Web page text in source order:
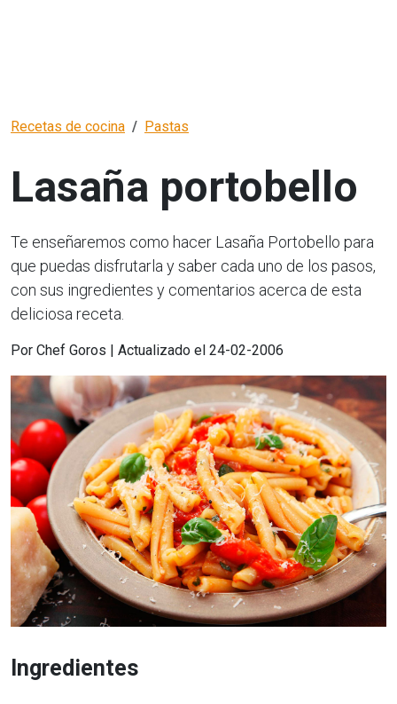
Recetas de cocina Pastas
Lasaña portobello
Te enseñaremos como hacer Lasaña Portobello para
que puedas disfrutarla y saber cada uno de los pasos,
con sus ingredientes y comentarios acerca de esta
deliciosa receta.
Por Chef Goros | Actualizado el 24-02-2006
Ingredientes